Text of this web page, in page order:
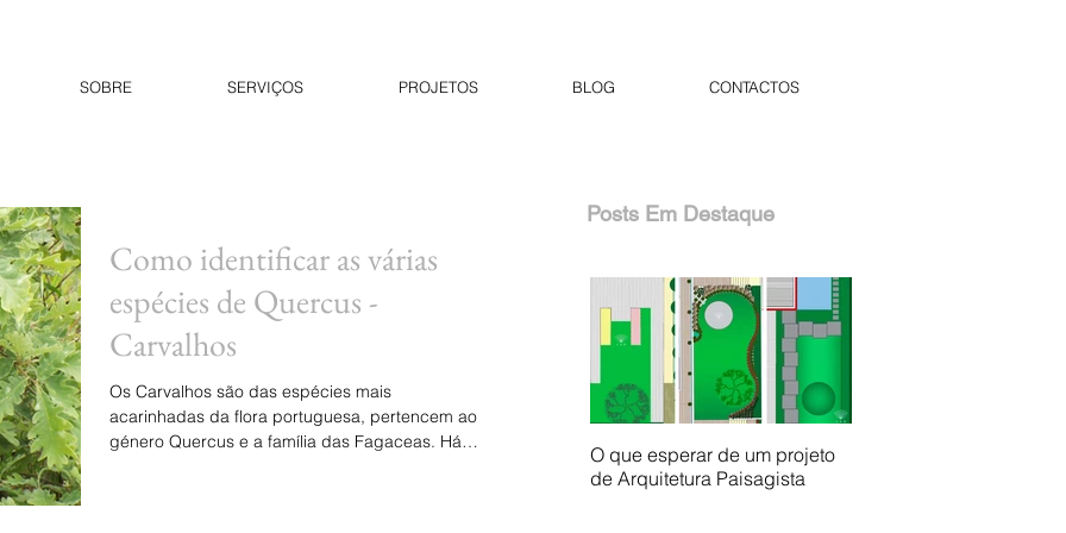
SOBRE SERVIÇOS PROJETOS BLOG CONTACTOS
Como identificar as várias
espécies de Quercus -
Carvalhos
Os Carvalhos são das espécies mais
acarinhadas da flora portuguesa, pertencem ao
género Quercus e a família das Fagaceas. Há
Posts Em Destaque
O que esperar de um projeto
de Arquitetura Paisagista